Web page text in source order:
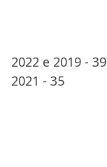
2022 e 2019 - 39
2021 - 35